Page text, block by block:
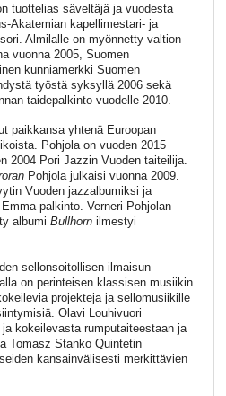
tuottelias säveltäjä ja vuodesta
Akatemian kapellimestari- ja
Almilalle on myönnetty valtion
vuonna 2005, Suomen
kunniamerkki Suomen
työstä syksyllä 2006 sekä
taidepalkinto vuodelle 2010.
paikkansa yhtenä Euroopan
Pohjola on vuoden 2015
2004 Pori Jazzin Vuoden taiteilija.
Pohjola julkaisi vuonna 2009.
Vuoden jazzalbumiksi ja
palkinto. Verneri Pohjolan
albumi Bullhornilmestyi
sellonsoitollisen ilmaisun
on perinteisen klassisen musiikin
projekteja ja sellomusiikille
Olavi Louhivuori
kokeilevasta rumputaiteestaan ja
Tomasz Stanko Quintetin
kansainvälisesti merkittävien